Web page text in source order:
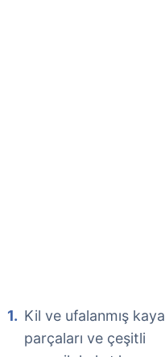
Kil ve ufalanmış kaya
parçaları ve çeşitli